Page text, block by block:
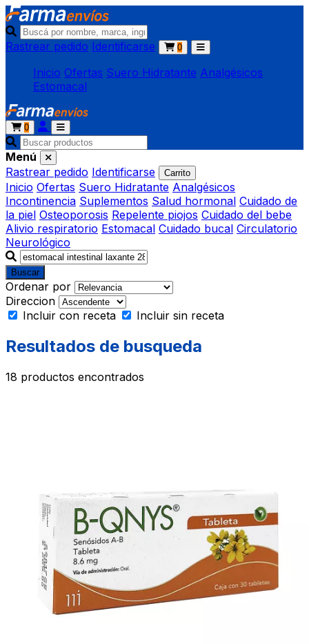
Rastrear pedido Identificarse 0
Inicio Ofertas Suero Hidratante Analgésicos
Estomacal
0
Menú
Rastrear pedido Identificarse Carrito
Inicio Ofertas Suero Hidratante Analgésicos
Incontinencia Suplementos Salud hormonal Cuidado de
la piel Osteoporosis Repelente piojos Cuidado del bebe
Alivio respiratorio Estomacal Cuidado bucal Circulatorio
Neurológico
Buscar
Ordenar por
Direccion
Incluir con receta
Incluir sin receta
Resultados de busqueda
18 productos encontrados